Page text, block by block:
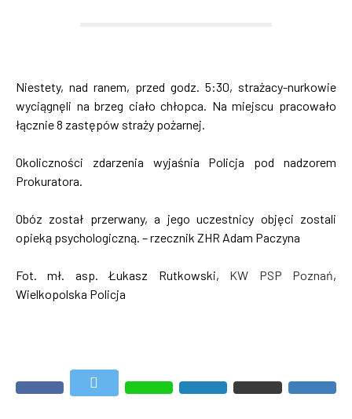
Niestety, nad ranem, przed godz. 5:30, strażacy-nurkowie
wyciągnęli na brzeg ciało chłopca. Na miejscu pracowało
łącznie 8 zastępów straży pożarnej.
Okoliczności zdarzenia wyjaśnia Policja pod nadzorem
Prokuratora.
Obóz został przerwany, a jego uczestnicy objęci zostali
opieką psychologiczną. – rzecznik ZHR Adam Paczyna
Fot. mł. asp. Łukasz Rutkowski, KW PSP Poznań,
Wielkopolska Policja